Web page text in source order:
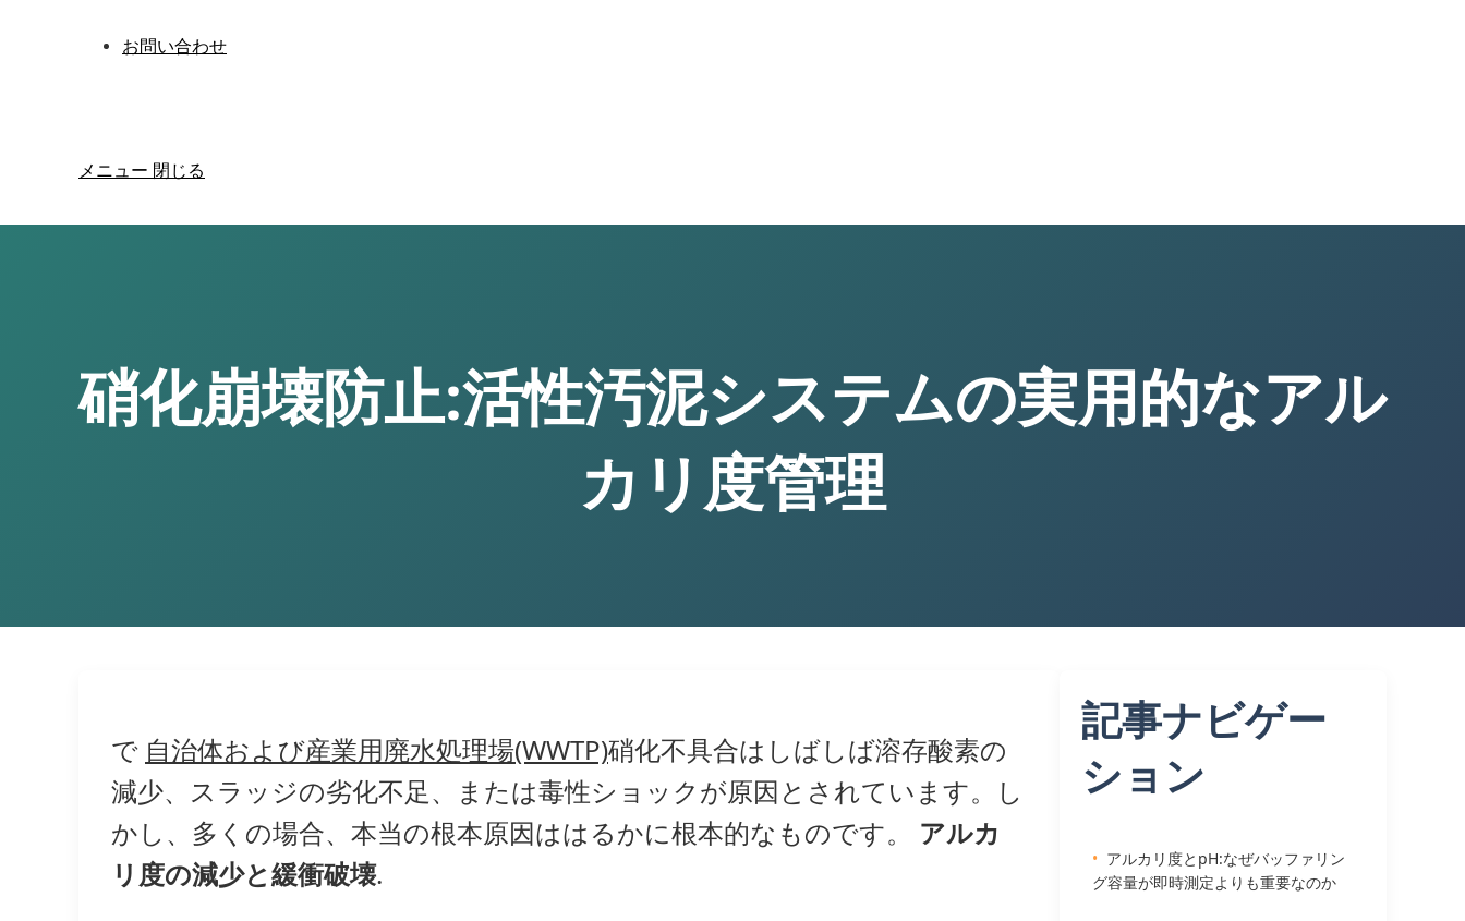
お問い合わせ
メニュー 閉じる
硝化崩壊防止:活性汚泥システムの実用的なアル
カリ度管理
で 自治体および産業用廃水処理場(WWTP)硝化不具合はしばしば溶存酸素の
減少、スラッジの劣化不足、または毒性ショックが原因とされています。し
かし、多くの場合、本当の根本原因ははるかに根本的なものです。 アルカ
リ度の減少と緩衝破壊.
記事ナビゲー
ション
アルカリ度とpH:なぜバッファリン
グ容量が即時測定よりも重要なのか